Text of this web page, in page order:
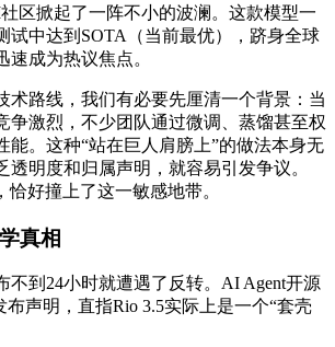
区掀起了一阵不小的波澜。这款模型一
试中达到SOTA（当前最优），跻身全球
速成为热议焦点。
术路线，我们有必要先厘清一个背景：当
争激烈，不少团队通过微调、蒸馏甚至权
能。这种“站在巨人肩膀上”的做法本身无
透明度和归属声明，就容易引发争议。
恰好撞上了这一敏感地带。
真相
不到24小时就遭遇了反转。AI Agent开源
声明，直指Rio 3.5实际上是一个“套壳